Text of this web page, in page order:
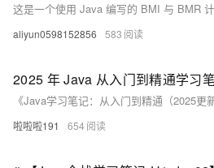
aliyun0598152856 583
2025 年 Java 从入门到精通学习
啦啦啦191 654